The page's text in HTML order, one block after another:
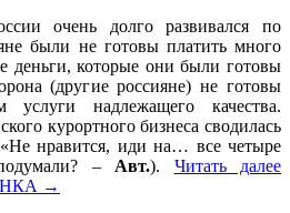
очень долго развивался по
были не готовы платить много
деньги, которые они были готовы
(другие россияне) не готовы
услуги надлежащего качества.
курортного бизнеса сводилась
нравится, иди на… все четыре
– Авт.). Читать далее
→